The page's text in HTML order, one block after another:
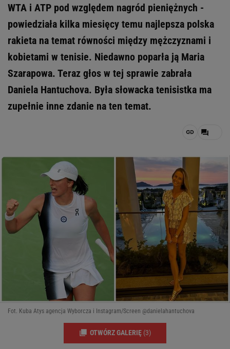
WTA i ATP pod względem nagród pieniężnych -
powiedziała kilka miesięcy temu najlepsza polska
rakieta na temat równości między mężczyznami i
kobietami w tenisie. Niedawno poparła ją Maria
Szarapowa. Teraz głos w tej sprawie zabrała
Daniela Hantuchova. Była słowacka tenisistka ma
zupełnie inne zdanie na ten temat.
Fot. Kuba Atys agencja Wyborcza i Instagram/Screen @danielahantuchova
OTWÓRZ GALERIĘ (3)